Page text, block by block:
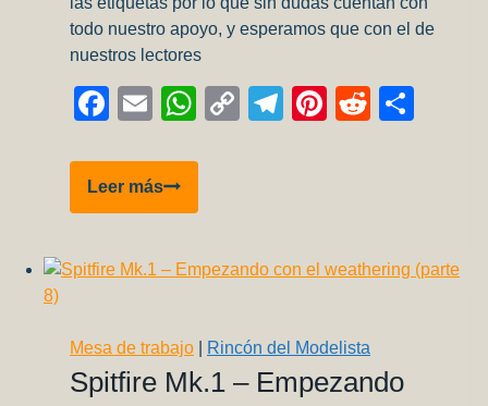
todo nuestro apoyo, y esperamos que con el de
nuestros lectores
Facebook
EmailWhatsApp
CopyTelegram
Pinterest
Reddit
Leer másNuevo
Sponsor!
Shikiso.
Mesa de trabajo Rincón del Modelista
Spitfire Mk.1 – Empezando